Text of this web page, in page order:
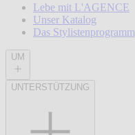
Lebe mit L'AGENCE
Unser Katalog
Das Stylistenprogramm
UM
UNTERSTÜTZUNG